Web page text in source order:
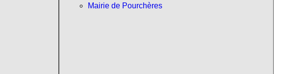
Mairie de Pourchères